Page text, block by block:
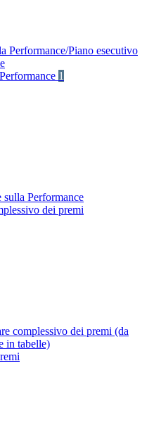
Performance/Piano esecutivo
1
sulla Performance
dei premi
complessivo dei premi (da
in tabelle)